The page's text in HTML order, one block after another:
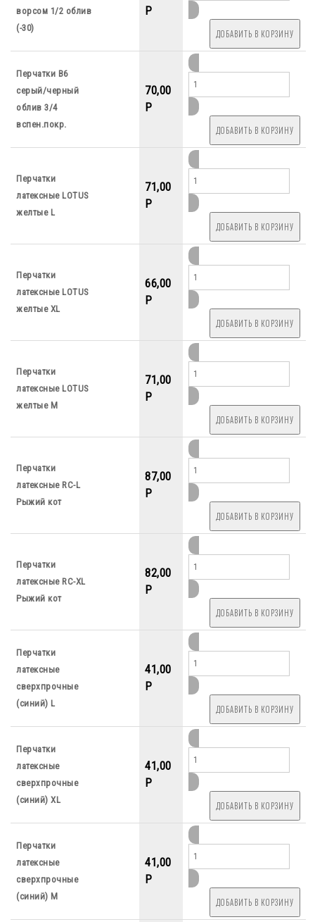
ворсом 1/2 облив
(-30)
P
Перчатки В6
серый/черный
облив 3/4
вспен.покр.
70,00
P
Перчатки
латексные LOTUS
желтые L
71,00
P
Перчатки
латексные LOTUS
желтые XL
66,00
P
Перчатки
латексные LOTUS
желтые М
71,00
P
Перчатки
латексные RC-L
Рыжий кот
87,00
P
Перчатки
латексные RC-XL
Рыжий кот
82,00
P
Перчатки
латексные
сверхпрочные
(синий) L
41,00
P
Перчатки
латексные
сверхпрочные
(синий) XL
41,00
P
Перчатки
латексные
сверхпрочные
(синий) М
41,00
P